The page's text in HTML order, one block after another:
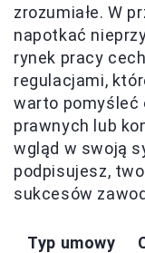
zrozumiałe. W
napotkać
rynek pracy
regulacjami,
warto pomyśleć
prawnych lub
wgląd w swoją
podpisujesz,
sukcesów
Typ umowy